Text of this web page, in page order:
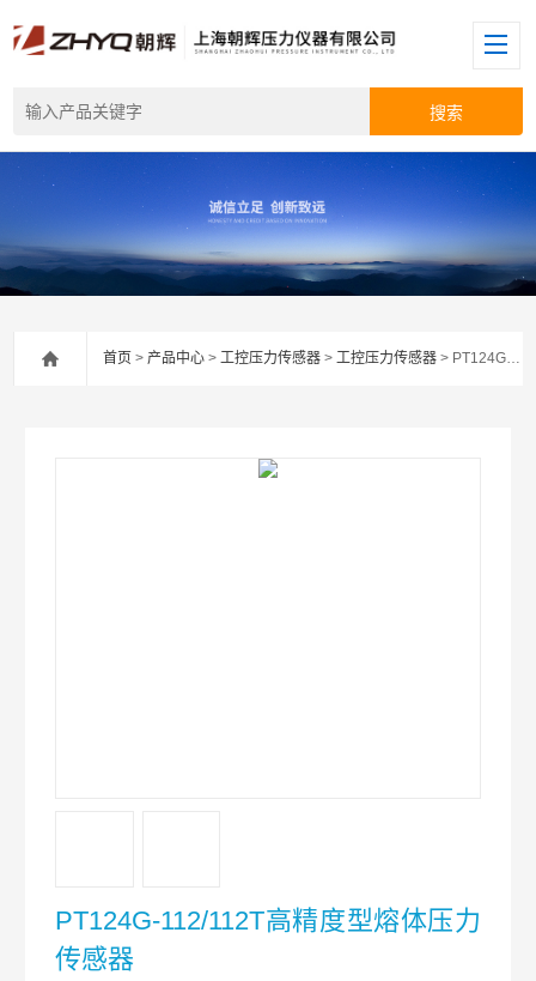
首页 >产品中心 >工控压力传感器 >工控压力传感器 > PT124G-112/112T高精度型熔体压力传感器
PT124G-112/112T高精度型熔体压力
传感器